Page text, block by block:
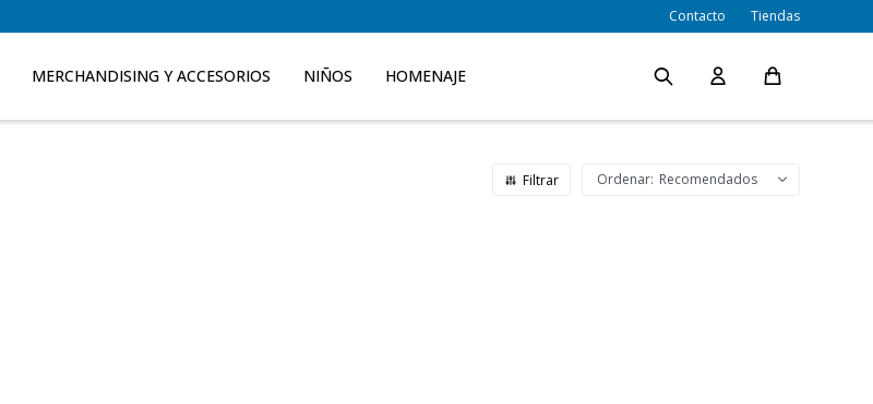
MERCHANDISING Y ACCESORIOS NIÑOS HOMENAJE
Contacto Tiendas
Recomendados